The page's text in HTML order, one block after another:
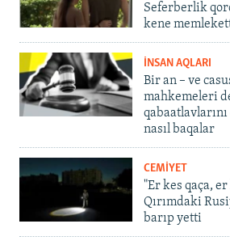
Seferberlik
kene
İNSAN AQLARI
Bir an – ve
mahkemeleri
nasıl baqalar
CEMİYET
"Er kes qaça,
Qırımdaki
barıp yetti